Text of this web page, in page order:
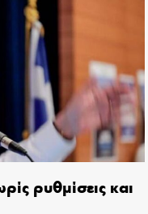
ρυθμίσεις και